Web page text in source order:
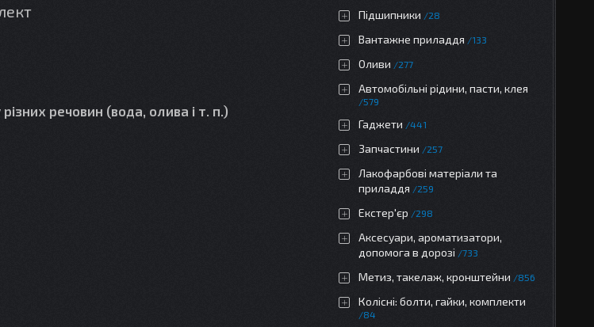
речовин (вода, олива і т. п.)
Підшипники 28
Вантажне приладдя 133
Оливи 277
Автомобільні рідини, пасти, клея
579
Гаджети 441
Запчастини 257
Лакофарбові матеріали та
приладдя
259
Екстер'єр 298
Аксесуари, ароматизатори,
допомога в дорозі
733
Метиз, такелаж, кронштейни 856
Колісні: болти, гайки, комплекти
84